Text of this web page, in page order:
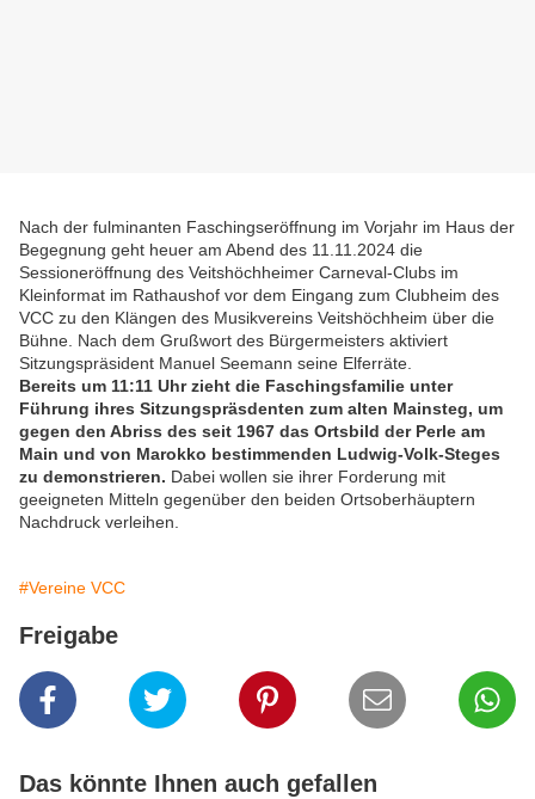
Nach der fulminanten Faschingseröffnung im Vorjahr im Haus der
Begegnung geht heuer am Abend des 11.11.2024 die
Sessioneröffnung des Veitshöchheimer Carneval-Clubs im
Kleinformat im Rathaushof vor dem Eingang zum Clubheim des
VCC zu den Klängen des Musikvereins Veitshöchheim über die
Bühne. Nach dem Grußwort des Bürgermeisters aktiviert
Sitzungspräsident Manuel Seemann seine Elferräte.
Bereits um 11:11 Uhr zieht die Faschingsfamilie unter
Führung ihres Sitzungspräsdenten zum alten Mainsteg, um
gegen den Abriss des seit 1967 das Ortsbild der Perle am
Main und von Marokko bestimmenden Ludwig-Volk-Steges
zu demonstrieren. Dabei wollen sie ihrer Forderung mit
geeigneten Mitteln gegenüber den beiden Ortsoberhäuptern
Nachdruck verleihen.
#Vereine VCC
Freigabe
Das könnte Ihnen auch gefallen